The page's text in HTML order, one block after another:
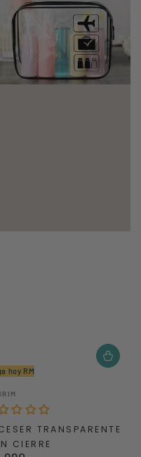
hoy RM
TRANSPARENTE
CIERRE